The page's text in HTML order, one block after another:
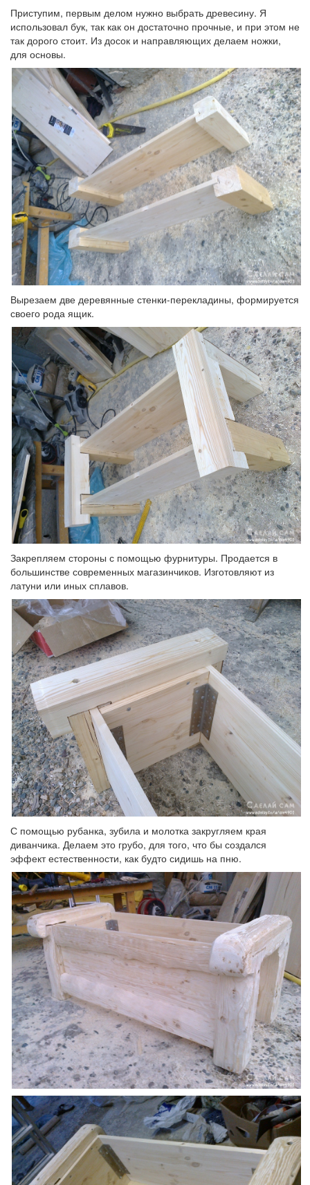
Приступим, первым делом нужно выбрать древесину. Я
использовал бук, так как он достаточно прочные, и при этом не
так дорого стоит. Из досок и направляющих делаем ножки,
для основы.
Вырезаем две деревянные стенки-перекладины, формируется
своего рода ящик.
Закрепляем стороны с помощью фурнитуры. Продается в
большинстве современных магазинчиков. Изготовляют из
латуни или иных сплавов.
С помощью рубанка, зубила и молотка закругляем края
диванчика. Делаем это грубо, для того, что бы создался
эффект естественности, как будто сидишь на пню.